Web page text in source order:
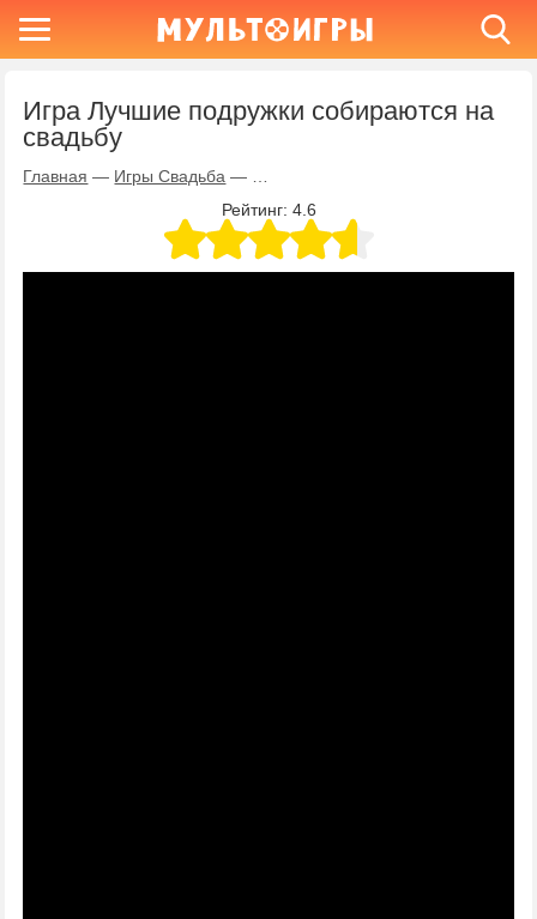
Игра Лучшие подружки собираются на
свадьбу
Главная — Игры Свадьба —
Рейтинг: 4.6